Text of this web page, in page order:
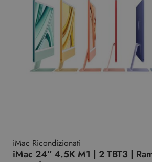
iMac Ricondizionati
iMac 24″ 4.5K M1 | 2 TBT3 |